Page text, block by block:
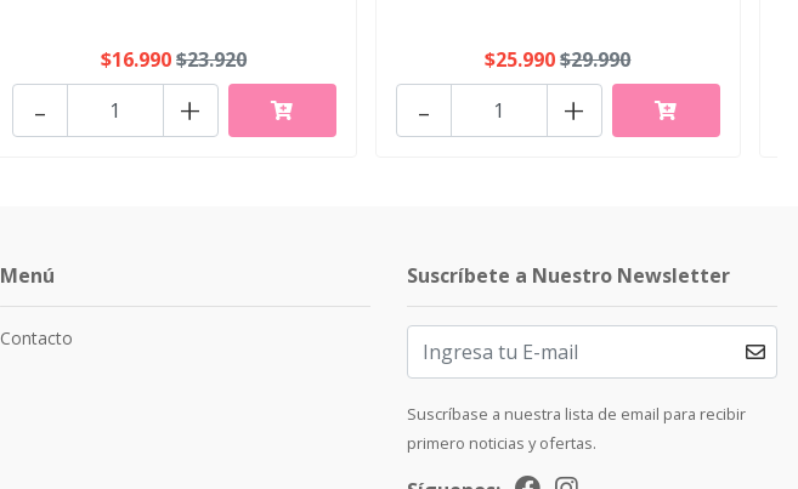
$16.990$23.920
+
-
$25.990$29.990
+
-
Menú
Contacto
Suscríbete a Nuestro Newsletter
Suscríbase a nuestra lista de email para recibir
primero noticias y ofertas.